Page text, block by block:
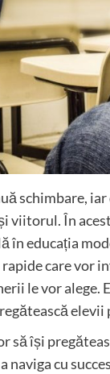
schimbare,
viitorul. În
în educația
care vor
le vor alege.
să își
naviga cu